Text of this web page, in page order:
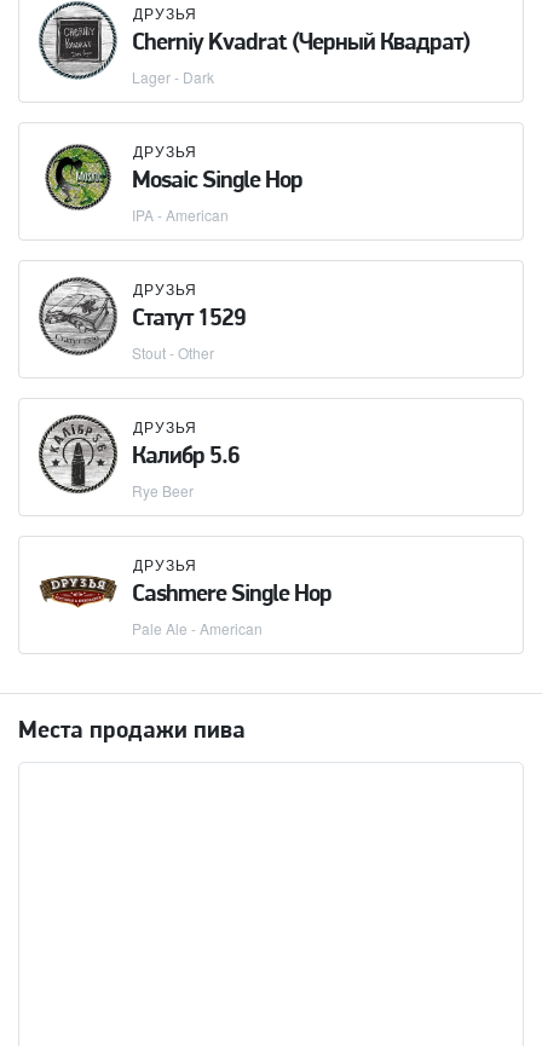
ДРУЗЬЯ
Cherniy Kvadrat (Черный Квадрат)
Lager - Dark
ДРУЗЬЯ
Mosaic Single Hop
IPA - American
ДРУЗЬЯ
Статут 1529
Stout - Other
ДРУЗЬЯ
Калибр 5.6
Rye Beer
ДРУЗЬЯ
Cashmere Single Hop
Pale Ale - American
Места продажи пива